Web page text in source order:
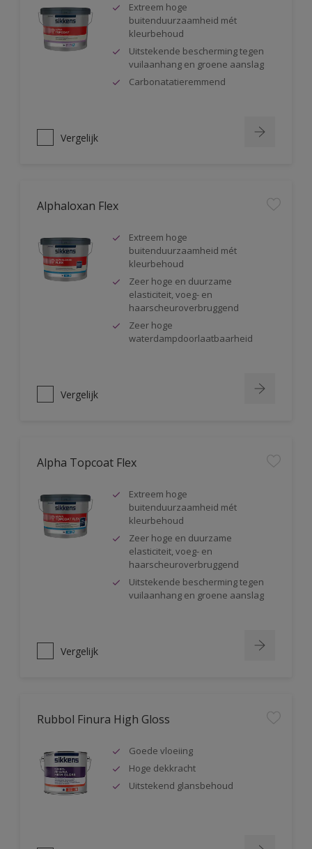
Extreem hoge
buitenduurzaamheid mét
kleurbehoud
Uitstekende bescherming tegen
vuilaanhang en groene aanslag
Carbonatatieremmend
Vergelijk
Alphaloxan Flex
Extreem hoge
buitenduurzaamheid mét
kleurbehoud
Zeer hoge en duurzame
elasticiteit, voeg- en
haarscheuroverbruggend
Zeer hoge
waterdampdoorlaatbaarheid
Vergelijk
Alpha Topcoat Flex
Extreem hoge
buitenduurzaamheid mét
kleurbehoud
Zeer hoge en duurzame
elasticiteit, voeg- en
haarscheuroverbruggend
Uitstekende bescherming tegen
vuilaanhang en groene aanslag
Vergelijk
Rubbol Finura High Gloss
Goede vloeiing
Hoge dekkracht
Uitstekend glansbehoud